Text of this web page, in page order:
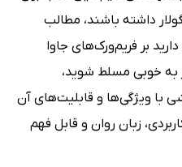
داشته باشند، مطالب
بر فریم‌ورک‌های جاوا
به خوبی مسلط شوید،
با ویژگی‌ها و قابلیت‌های آن
زبان روان و قابل فهم